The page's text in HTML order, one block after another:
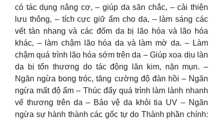
có tác dụng nâng cơ, – giúp da săn chắc, – cải thiện
lưu thông, – tích cực giữ ẩm cho da, – làm sáng các
vết tàn nhang và các đốm da bị lão hóa và lão hóa
khác, – làm chậm lão hóa da và làm mờ da. – Làm
chậm quá trình lão hóa sớm trên da – Giúp xoa dịu làn
da bị tổn thương do tác động lăn kim, nặn mụn. –
Ngăn ngừa bong tróc, tăng cường độ đàn hồi – Ngăn
ngừa mất độ ẩm – Thúc đẩy quá trình làm lành nhanh
vế thương trên da – Bảo vệ da khỏi tia UV – Ngăn
ngừa sự hành thành các gốc tự do Thành phần chính: